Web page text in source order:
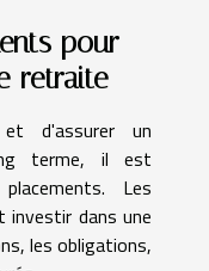
pour
retraite
d'assurer un
terme, il est
Les
investir dans une
les obligations,